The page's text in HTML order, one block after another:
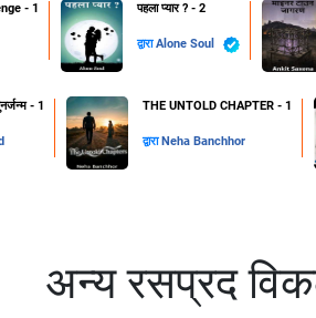
- 1 पहला प्यार ? - 2
द्वाराAlone Soul
- 1 THE UNTOLD CHAPTER - 1
द्वारा Neha Banchhor
अन्य रसप्रद